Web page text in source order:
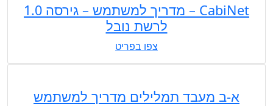
CabiNet – מדריך למשתמש – גירסה 1.0
לרשת נובל
צפו בפריט
א-ב מעבד תמלילים מדריך למשתמש